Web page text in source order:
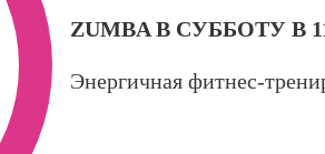
ZUMBA В СУББОТУ В
Энергичная фитнес-